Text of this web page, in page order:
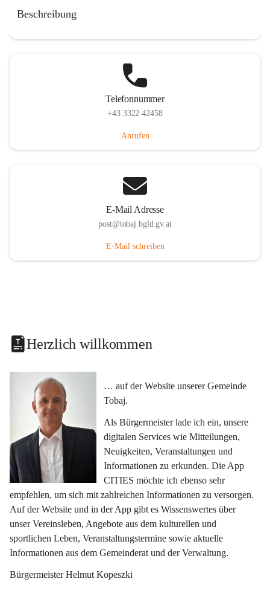
Beschreibung
Telefonnummer
+43 3322 42458
Anrufen
E-Mail Adresse
post@tobaj.bgld.gv.at
E-Mail schreiben
Herzlich willkommen
… auf der Website unserer Gemeinde
Tobaj.
Als Bürgermeister lade ich ein, unsere
digitalen Services wie Mitteilungen,
Neuigkeiten, Veranstaltungen und
Informationen zu erkunden. Die App
CITIES möchte ich ebenso sehr
empfehlen, um sich mit zahlreichen Informationen zu versorgen.
Auf der Website und in der App gibt es Wissenswertes über
unser Vereinsleben, Angebote aus dem kulturellen und
sportlichen Leben, Veranstaltungstermine sowie aktuelle
Informationen aus dem Gemeinderat und der Verwaltung.
Bürgermeister Helmut Kopeszki